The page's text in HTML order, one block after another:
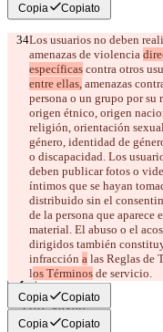
Copia Copiato
Los usuarios no deben
amenazas de violencia
específicas contra otros
entre ellas, amenazas
persona o un grupo por su
origen étnico, origen
religión, orientación
género, identidad de
o discapacidad. Los
deben publicar fotos o
íntimos que se hayan
distribuido sin el
de la persona que aparece
material. El abuso o el
dirigidos también
infracción a las Reglas de
los Términos de servicio.
Copia Copiato
Copia Copiato
Diff salvati
Testo originale